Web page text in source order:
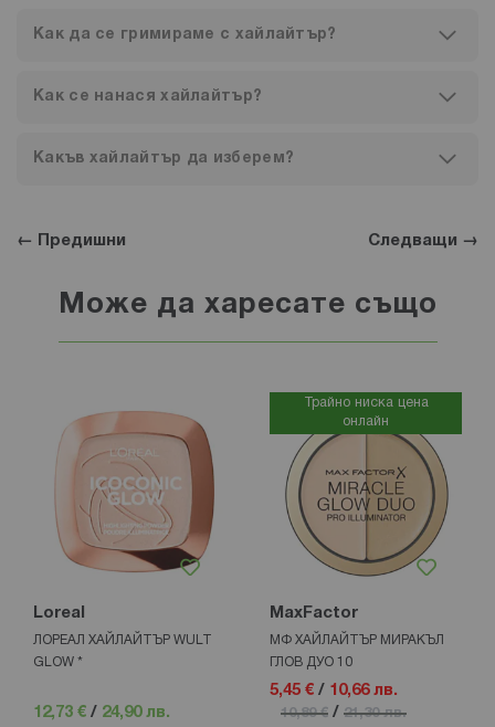
Как да се гримираме с хайлайтър?
Как се нанася хайлайтър?
Какъв хайлайтър да изберем?
← Предишни Следващи →
Може да харесате също
Loreal
ЛОРЕАЛ ХАЙЛАЙТЪР WULT
GLOW *
12,73 € / 24,90 лв.
Трайно ниска цена
онлайн
MaxFactor
МФ ХАЙЛАЙТЪР МИРАКЪЛ
ГЛОВ ДУО 10
5,45 € / 10,66 лв.
10,89 € / 21,30 лв.